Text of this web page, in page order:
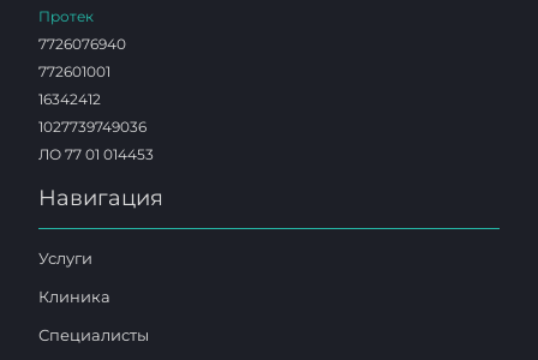
Протек
7726076940
772601001
16342412
1027739749036
ЛО 77 01 014453
Навигация
Услуги
Клиника
Специалисты